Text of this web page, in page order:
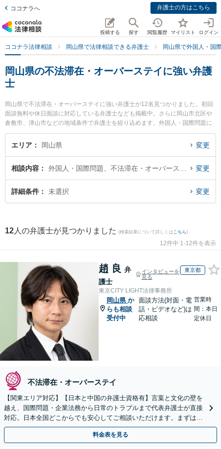
ココナラへ 弁護士の方はこちら
投稿する 探す 閲覧履歴 マイリスト ログイン
ココナラ法律相談 岡山県で法律相談できる弁護士 岡山県で外国人・国
岡山県の不法滞在・オーバーステイに強い弁護
士
岡山県で不法滞在・オーバーステイに強い弁護士が12名見つかりました。初回
面談無料や休日面談に対応している弁護士なども掲載中。さらに岡山市北区や
倉敷市、津山市などの地域条件で弁護士を絞り込めます。外国人・国際問題に
関係する国際離婚やハーグ条約、国際結婚等の細かな分野での絞り込み検索も
でき便利です。特に岡山南法律事務所の安井 健二弁護士や弁護士法人山本・坪
す。『岡山県で土日や夜間に発生した不法滞在・オーバーステイのトラブルを
今すぐに弁護士に相談したい』『不法滞在・オーバーステイのトラブル解決の
実績豊富な近くの弁護士を検索したい』『初回相談無料で不法滞在・オーバー
エリア 岡山県 変更
相談内容 変更
詳細条件 未選択 変更
12 人の弁護士が見つかりました (検索結果について詳しくは こちら)
12件中 1-12件を表示
趙 良 弁
護士
インタビューを
見る
東京都
東京CITY LIGHT法律事務所
岡山県 か
らも相談
受付中
面談方法(対面・電
話・ビデオなど)は
応相談
営業時
間：本日
定休日
不法滞在・オーバーステイ
【関東エリア対応】【日本と中国の弁護士資格有】言葉と文化の壁を
越え、国際問題・企業法務から日常のトラブルまで代表弁護士が直接
対応。日本全国どこからでも安心してご相談いただけます。まずは一
歩を踏み出してみませんか。【初回相談無料】
料金表を見る